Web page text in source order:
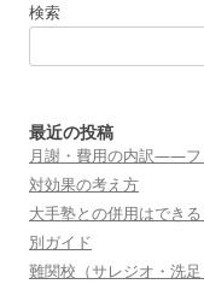
ゲ
ョ
ン
検索
最近の投稿
月謝・費用の内訳——フ
対効果の考え方
大手塾との併用はでき
別ガイド
難関校（サレジオ・洗